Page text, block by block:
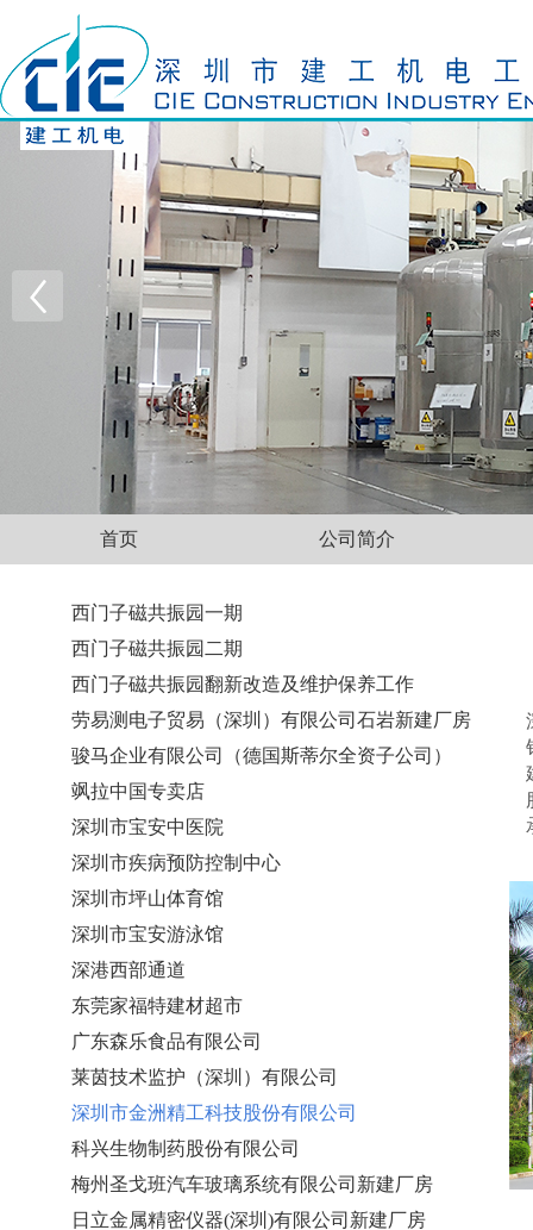
首页 公司简介
西门子磁共振园一期
西门子磁共振园二期
西门子磁共振园翻新改造及维护保养工作
劳易测电子贸易（深圳）有限公司石岩新建厂房
骏马企业有限公司（德国斯蒂尔全资子公司）
飒拉中国专卖店
深圳市宝安中医院
深圳市疾病预防控制中心
深圳市坪山体育馆
深圳市宝安游泳馆
深港西部通道
东莞家福特建材超市
广东森乐食品有限公司
莱茵技术监护（深圳）有限公司
深圳市金洲精工科技股份有限公司
科兴生物制药股份有限公司
梅州圣戈班汽车玻璃系统有限公司新建厂房
日立金属精密仪器(深圳)有限公司新建厂房